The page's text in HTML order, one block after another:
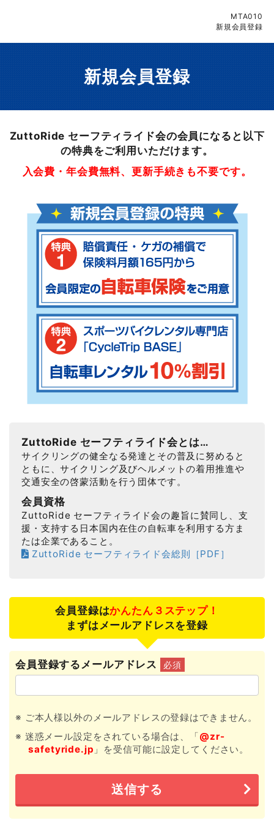
MTA010
新規会員登録
新規会員登録
ZuttoRide セーフティライド会の会員になると以下
の特典をご利用いただけます。
入会費・年会費無料、更新手続きも不要です。
ZuttoRide セーフティライド会とは…
サイクリングの健全なる発達とその普及に努めると
ともに、サイクリング及びヘルメットの着用推進や
交通安全の啓蒙活動を行う団体です。
会員資格
ZuttoRide セーフティライド会の趣旨に賛同し、支
援・支持する日本国内在住の自転車を利用する方ま
たは企業であること。
ZuttoRide セーフティライド会総則［PDF］
会員登録はかんたん３ステップ！
まずはメールアドレスを登録
会員登録するメールアドレス 必須
※ ご本人様以外のメールアドレスの登録はできません。
※ 迷惑メール設定をされている場合は、「@zr-
safetyride.jp 」を受信可能に設定してください。
送信する